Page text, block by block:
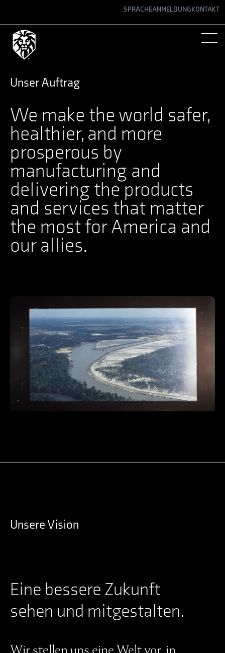
SPRACHEANMELDUNGKONTAKT
Unser Auftrag
We make the world safer,
healthier, and more
prosperous by
manufacturing and
delivering the products
and services that matter
the most for America and
our allies.
Unsere Vision
Eine bessere Zukunft
sehen und mitgestalten.
Wir stellen uns eine Welt vor, in